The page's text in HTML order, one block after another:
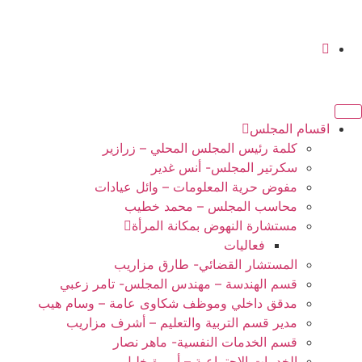
اقسام المجلس
كلمة رئيس المجلس المحلي – زرازير
سكرتير المجلس- أنس غدير
مفوض حرية المعلومات – وائل عيادات
محاسب المجلس – محمد خطيب
مستشارة النهوض بمكانة المرأة
فعاليات
المستشار القضائي- طارق مزاريب
قسم الهندسة – مهندس المجلس- تامر زعبي
مدقق داخلي وموظف شكاوى عامة – وسام هيب
مدير قسم التربية والتعليم – أشرف مزاريب
قسم الخدمات النفسية- ماهر نصار